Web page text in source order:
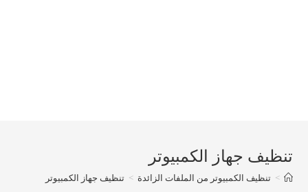
تنظيف جهاز الكمبيوتر
> تنظيف الكمبيوتر من الملفات الزائدة > تنظيف جهاز الكمبيوتر